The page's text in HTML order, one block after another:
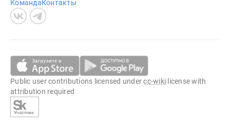
КомандаКонтакты
Public user contributions licensed undercc-wiki license with
attribution required